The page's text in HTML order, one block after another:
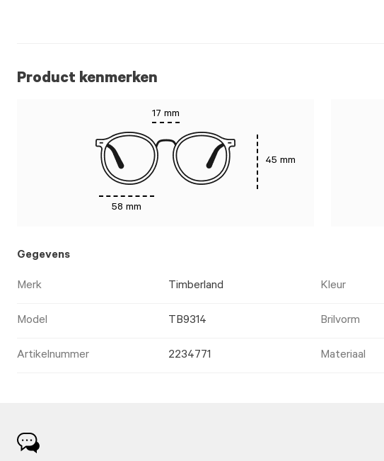
Product kenmerken
17 mm
58 mm
45 mm
Gegevens
Merk Timberland Kleur
Model TB9314 Brilvorm
Artikelnummer 2234771 Materiaal